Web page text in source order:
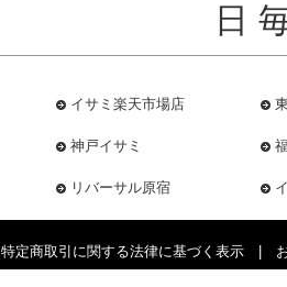
日
イサミ楽天市場店
神戸イサミ
リバーサル原宿
特定商取引に関する法律に基づく表示